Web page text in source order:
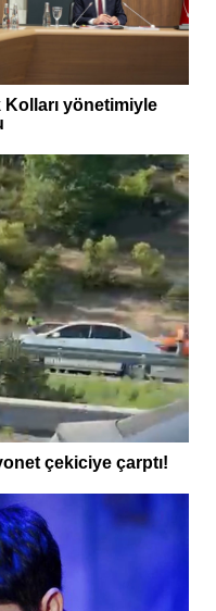
Kolları yönetimiyle
çekiciye çarptı!